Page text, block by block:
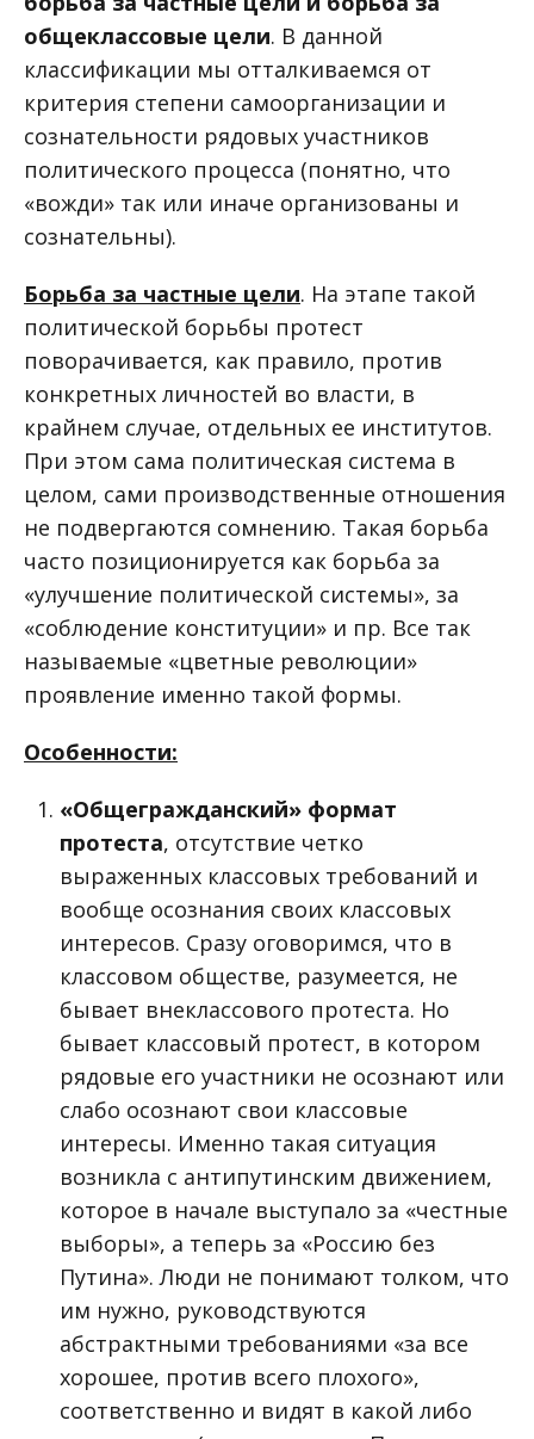
общеклассовые цели. В данной
классификации мы отталкиваемся от
критерия степени самоорганизации и
сознательности рядовых участников
политического процесса (понятно, что
«вожди» так или иначе организованы и
сознательны).
Борьба за частные цели. На этапе такой
политической борьбы протест
поворачивается, как правило, против
конкретных личностей во власти, в
крайнем случае, отдельных ее институтов.
При этом сама политическая система в
целом, сами производственные отношения
не подвергаются сомнению. Такая борьба
часто позиционируется как борьба за
«улучшение политической системы», за
«соблюдение конституции» и пр. Все так
называемые «цветные революции»
проявление именно такой формы.
Особенности:
«Общегражданский» формат
протеста, отсутствие четко
выраженных классовых требований и
вообще осознания своих классовых
интересов. Сразу оговоримся, что в
классовом обществе, разумеется, не
бывает внеклассового протеста. Но
бывает классовый протест, в котором
рядовые его участники не осознают или
слабо осознают свои классовые
интересы. Именно такая ситуация
возникла с антипутинским движением,
которое в начале выступало за «честные
выборы», а теперь за «Россию без
Путина». Люди не понимают толком, что
им нужно, руководствуются
абстрактными требованиями «за все
хорошее, против всего плохого»,
соответственно и видят в какой либо